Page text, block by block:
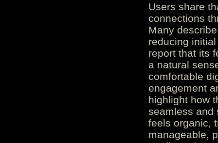
Users share
connections
Many
reducing
report that its
a natural
comfortable
engagement
highlight how
seamless and
feels organic,
manageable,